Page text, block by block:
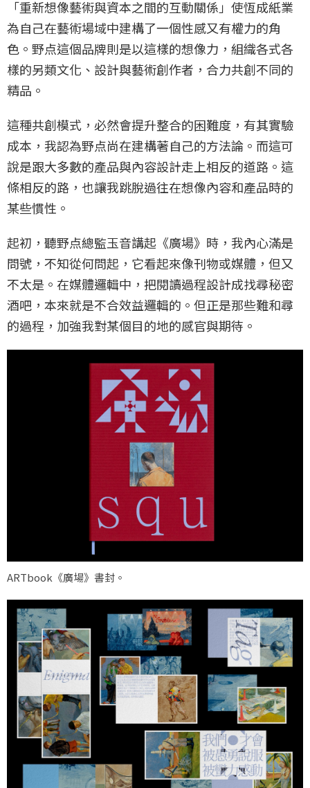
「重新想像藝術與資本之間的互動關係」使恆成紙業
為自己在藝術場域中建構了一個性感又有權力的角
色。野点這個品牌則是以這樣的想像力，組織各式各
樣的另類文化、設計與藝術創作者，合力共創不同的
精品。
這種共創模式，必然會提升整合的困難度，有其實驗
成本，我認為野点尚在建構著自己的方法論。而這可
說是跟大多數的產品與內容設計走上相反的道路。這
條相反的路，也讓我跳脫過往在想像內容和產品時的
某些慣性。
起初，聽野点總監玉音講起《廣場》時，我內心滿是
問號，不知從何問起，它看起來像刊物或媒體，但又
不太是。在媒體邏輯中，把閱讀過程設計成找尋秘密
酒吧，本來就是不合效益邏輯的。但正是那些難和尋
的過程，加強我對某個目的地的感官與期待。
ARTbook《廣場》書封。